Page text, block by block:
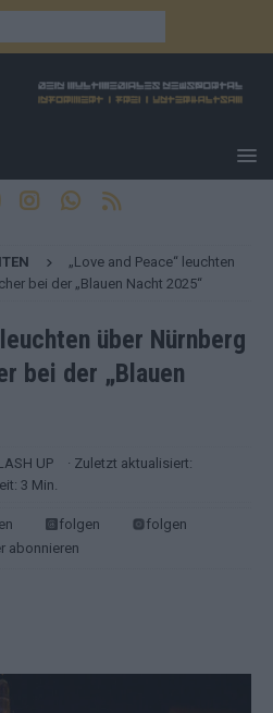
„Love and Peace“ leuchten
bei der „Blauen Nacht 2025“
über Nürnberg
bei der „Blauen
UP
· Zuletzt aktualisiert:
3 Min.
folgen
folgen
abonnieren